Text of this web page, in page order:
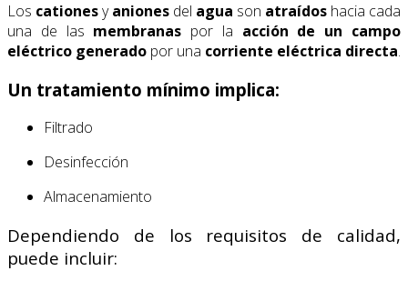
Los cationesyaniones del agua son atraídos hacia cada
una de las membranas por la acción de un campo
eléctrico generado por una corriente eléctrica directa.
Un tratamiento mínimo implica:
Filtrado
Desinfección
Almacenamiento
Dependiendo de los requisitos de calidad,
puede incluir: